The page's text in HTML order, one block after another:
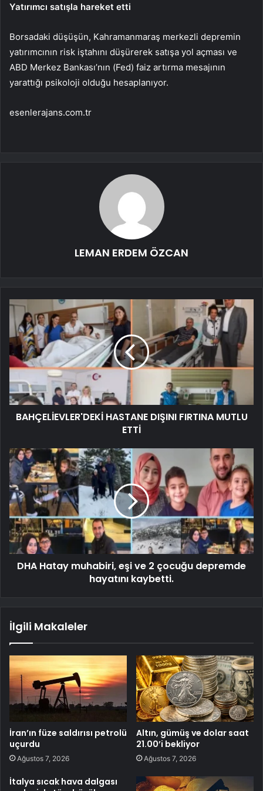
Yatırımcı satışla hareket etti
Borsadaki düşüşün, Kahramanmaraş merkezli depremin
yatırımcının risk iştahını düşürerek satışa yol açması ve
ABD Merkez Bankası’nın (Fed) faiz artırma mesajının
yarattığı psikoloji olduğu hesaplanıyor.
esenlerajans.com.tr
LEMAN ERDEM ÖZCAN
BAHÇELİEVLER'DEKİ HASTANE DIŞINI FIRTINA MUTLU
ETTİ
DHA Hatay muhabiri, eşi ve 2 çocuğu depremde
hayatını kaybetti.
İlgili Makaleler
İran’ın füze saldırısı petrolü
uçurdu
Ağustos 7, 2026
Altın, gümüş ve dolar saat
21.00’i bekliyor
Ağustos 7, 2026
İtalya sıcak hava dalgası